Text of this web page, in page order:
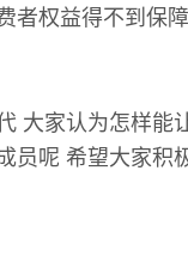
者权益得不到保
大家认为怎样能
员呢 希望大家积